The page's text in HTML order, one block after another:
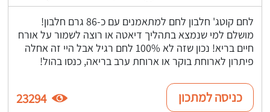
לחם קוטג' חלבון לחם למתאמנים עם כ-86 גרם חלבון!
מושלם למי שנמצא בתהליך דיאטה או רוצה לשמור על אורח
חיים בריא! נכון שזה לא 100% לחם רגיל אבל היי זה אחלה
פיתרון לארוחת בוקר או ארוחת ערב בריאה, כנסו בהול!
כניסה למתכון 23294